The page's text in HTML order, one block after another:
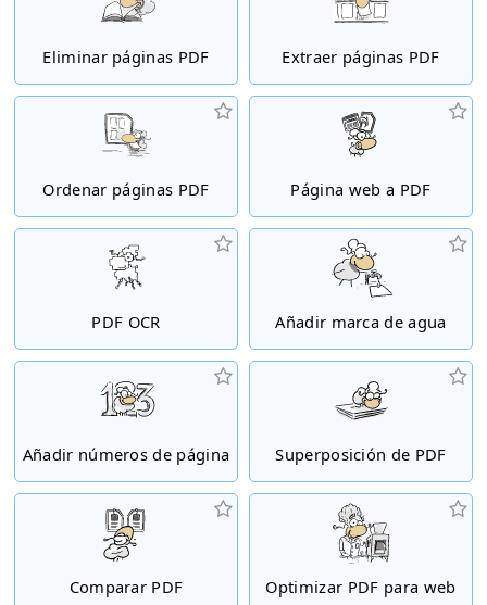
Eliminar páginas PDF Extraer páginas PDF
Ordenar páginas PDF Página web a PDF
PDF OCR Añadir marca de agua
Añadir números de página Superposición de PDF
Comparar PDF Optimizar PDF para web